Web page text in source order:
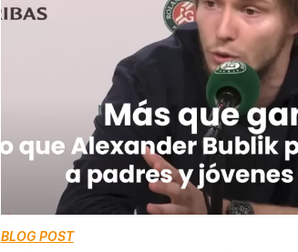
BLOG POST